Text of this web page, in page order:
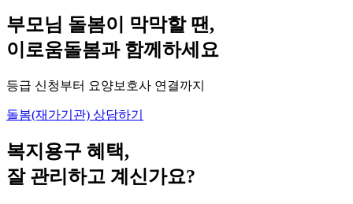
부모님 돌봄이 막막할 땐,
이로움돌봄과 함께하세요
등급 신청부터 요양보호사 연결까지
돌봄(재가기관) 상담하기
복지용구 혜택,
잘 관리하고 계신가요?